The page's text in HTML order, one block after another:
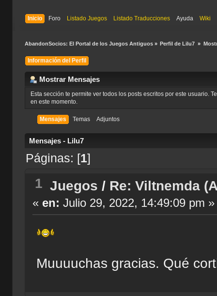
Inicio Foro Listado Juegos Listado Traducciones Ayuda Wiki
AbandonSocios: El Portal de los Juegos Antiguos» Perfil de Lilu7 »
Información del Perfil
Mostrar Mensajes
Esta sección te permite ver todos los posts escritos por este usuario.
en este momento.
Mensajes Temas Adjuntos
Mensajes - Lilu7
Páginas: [1]
1 Juegos / Re: Viltnemda
« en: Julio 29, 2022, 14:49:09 pm »
Muuuuchas gracias. Qué